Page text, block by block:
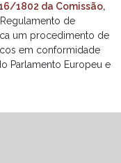
1802 da Comissão,
de
um procedimento de
em conformidade
Parlamento Europeu e